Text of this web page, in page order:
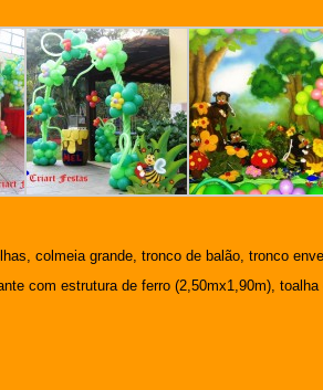
colmeia grande, tronco de balão, tronco
com estrutura de ferro (2,50mx1,90m),